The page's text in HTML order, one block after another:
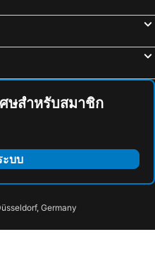
ษสำหรับสมาชิก
ะบบ
Germany